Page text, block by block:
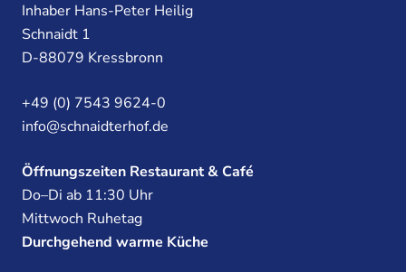
Inhaber Hans-Peter Heilig
Schnaidt 1
D-88079 Kressbronn
+49 (0) 7543 9624-0
info@schnaidterhof.de
Öffnungszeiten Restaurant & Café
Do–Di ab 11:30 Uhr
Mittwoch Ruhetag
Durchgehend warme Küche